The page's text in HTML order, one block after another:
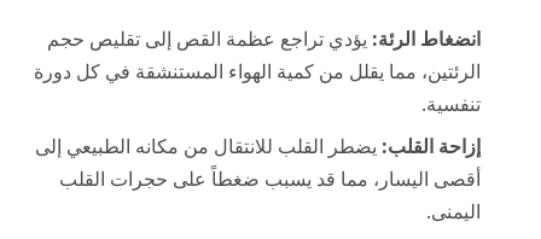
انضغاط الرئة: يؤدي تراجع عظمة القص إلى تقليص حجم
الرئتين، مما يقلل من كمية الهواء المستنشقة في كل دورة
تنفسية.
إزاحة القلب: يضطر القلب للانتقال من مكانه الطبيعي إلى
أقصى اليسار، مما قد يسبب ضغطاً على حجرات القلب
اليمنى.